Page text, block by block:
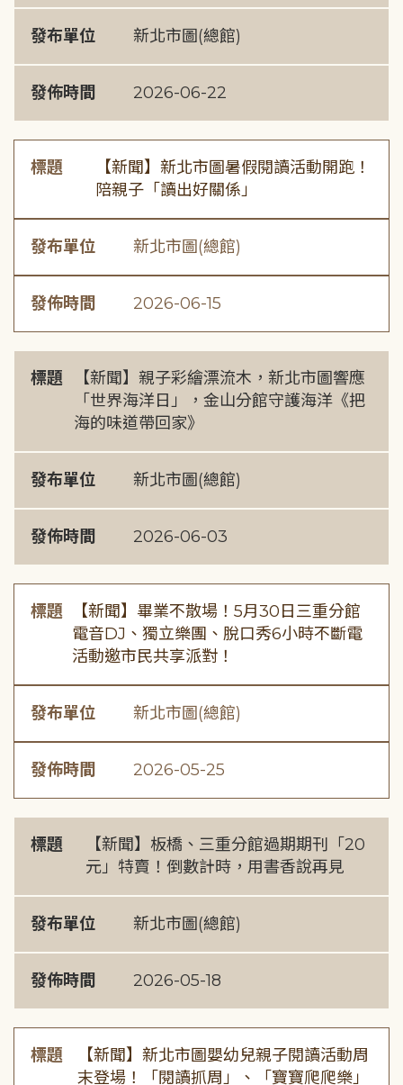
發布單位 新北市圖(總館)
發佈時間 2026-06-22
標題
【新聞】新北市圖暑假閱讀活動開跑！
陪親子「讀出好關係」
發布單位 新北市圖(總館)
發佈時間 2026-06-15
標題
【新聞】親子彩繪漂流木，新北市圖響應
「世界海洋日」，金山分館守護海洋《把
海的味道帶回家》
發布單位 新北市圖(總館)
發佈時間 2026-06-03
標題
【新聞】畢業不散場！5月30日三重分館
電音DJ、獨立樂團、脫口秀6小時不斷電
活動邀市民共享派對！
發布單位 新北市圖(總館)
發佈時間 2026-05-25
標題
【新聞】板橋、三重分館過期期刊「20
元」特賣！倒數計時，用書香說再見
發布單位 新北市圖(總館)
發佈時間 2026-05-18
標題
【新聞】新北市圖嬰幼兒親子閱讀活動周
末登場！「閱讀抓周」、「寶寶爬爬樂」